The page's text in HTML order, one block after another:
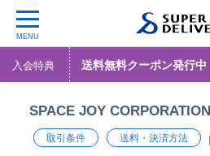
MENU
入会特典 送料無料クーポン発行中
SPACE JOY
取引条件 送料・決済方法